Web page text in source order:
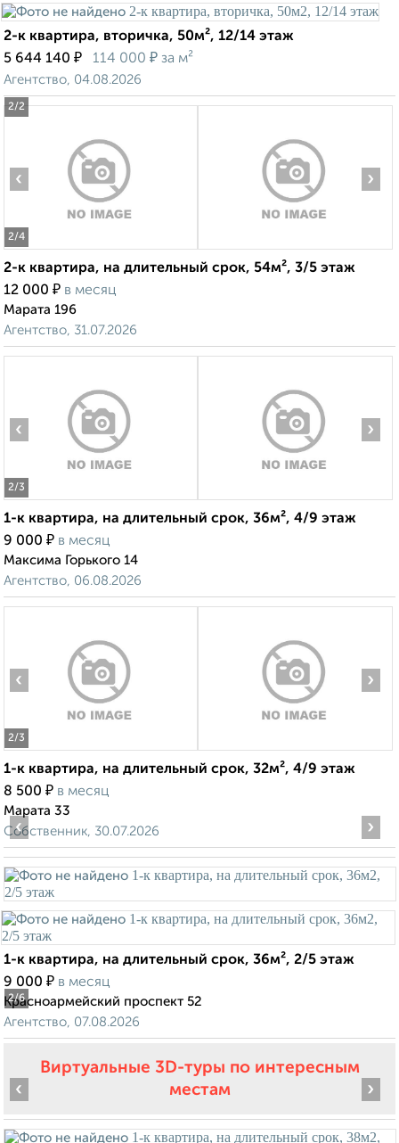
2/2
2-к квартира, вторичка, 50м², 12/14 этаж
5 644 140 ₽ 114 000 ₽ за м²
Агентство, 04.08.2026
2/4
‹ ›
2-к квартира, на длительный срок, 54м², 3/5 этаж
12 000 ₽ в месяц
Марата 196
Агентство, 31.07.2026
2/3
‹ ›
1-к квартира, на длительный срок, 36м², 4/9 этаж
9 000 ₽ в месяц
Максима Горького 14
Агентство, 06.08.2026
2/3
‹ ›
1-к квартира, на длительный срок, 32м², 4/9 этаж
8 500 ₽ в месяц
Марата 33
Собственник, 30.07.2026
2/6
‹ ›
1-к квартира, на длительный срок, 36м², 2/5 этаж
9 000 ₽ в месяц
Красноармейский проспект 52
Агентство, 07.08.2026
Виртуальные 3D-туры по интересным
местам
‹ ›